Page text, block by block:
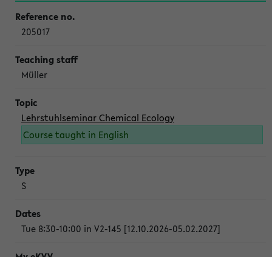
205017
Müller
Lehrstuhlseminar Chemical Ecology
Course taught in English
S
Tue 8:30-10:00 in V2-145 [12.10.2026-05.02.2027]